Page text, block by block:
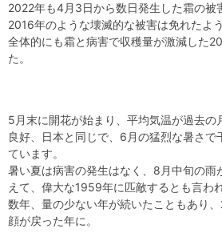
2022年も4月3日から数日発生した霜の被
2016年のような壊滅的な被害は免れたよう
全体的にも霜と病害で収穫量が激減した
た。
5月末に開花が始まり、平均気温が過去
良好、日本と同じで、6月の猛烈な暑さで
ています。
暑い夏は病害の発生はなく、8月中旬の雨
えて、偉大な1959年に匹敵するとも言わ
数年、量の少ない年が続いたこともあり
顔が戻った年に。